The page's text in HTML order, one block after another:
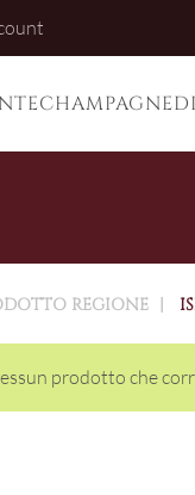
CHAMPAGNE
REGIONE
prodotto che